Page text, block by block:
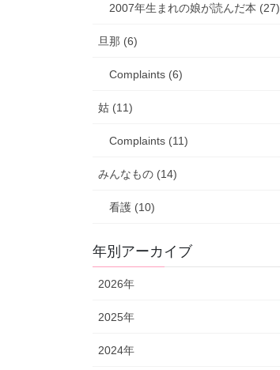
2007年生まれの娘が読んだ本 (27)
旦那 (6)
Complaints (6)
姑 (11)
Complaints (11)
みんなもの (14)
看護 (10)
年別アーカイブ
2026年
2025年
2024年